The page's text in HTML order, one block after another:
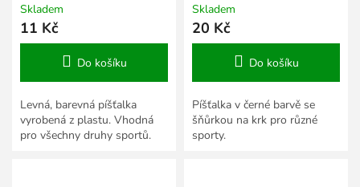
Skladem
11 Kč
Do košíku
Levná, barevná píšťalka
vyrobená z plastu. Vhodná
pro všechny druhy sportů.
Skladem
20 Kč
Do košíku
Píšťalka v černé barvě se
šňůrkou na krk pro různé
sporty.